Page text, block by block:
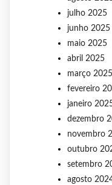
julho 2025
junho 2025
maio 2025
abril 2025
março 2025
fevereiro
janeiro
dezembro
novembro
outubro
setembro
agosto